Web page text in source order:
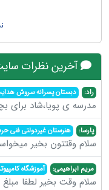
آخرین نظرات
راد: دبستان پسرانه سروش
مدرسه ی پویا،شاد برای
پارسا: هنرستان غیردولتی فنی
سلام وقتتون بخیر
مریم ابراهیمی: آموزشگاه
سلام وقت بخیر لطفا